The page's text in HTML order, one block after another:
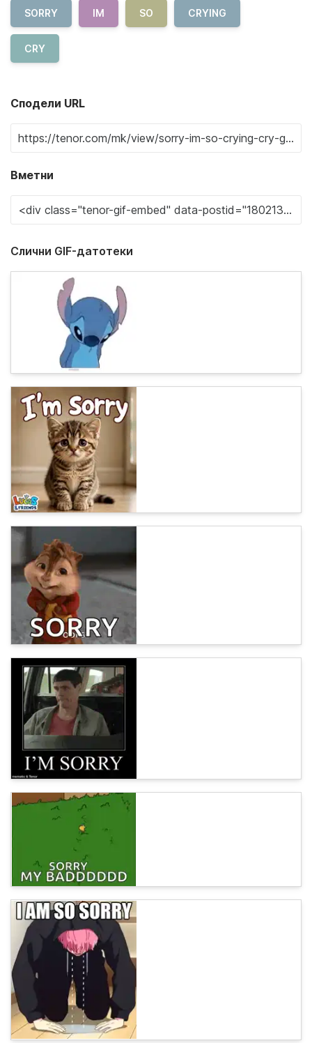
SORRY IM SO CRYING
CRY
Сподели URL
Вметни
Слични GIF-датотеки